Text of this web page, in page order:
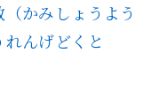
かみしょうよう
んげどくと